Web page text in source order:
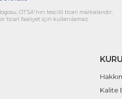
OTSA'nın tescilli ticari markalarıdır..
ticari faaliyet için kullanılamaz.
Kalite